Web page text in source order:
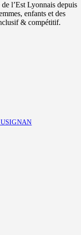
l’Est Lyonnais depuis
enfants et des
& compétitif.